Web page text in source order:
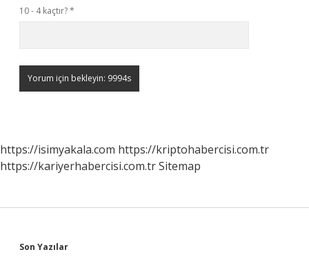
10 - 4 kaçtır?*
https://isimyakala.com https://kriptohabercisi.com.tr
https://kariyerhabercisi.com.trSitemap
Sidebar
Son Yazılar